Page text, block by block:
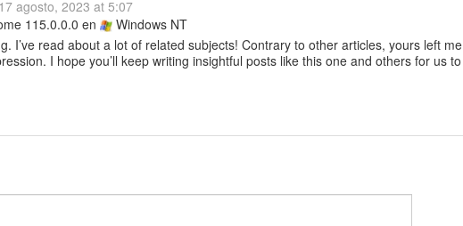
17 agosto, 2023 at 5:07
115.0.0.0 en
Windows NT
I’ve read about a lot of related subjects! Contrary to other articles, yours left me
I hope you’ll keep writing insightful posts like this one and others for us to